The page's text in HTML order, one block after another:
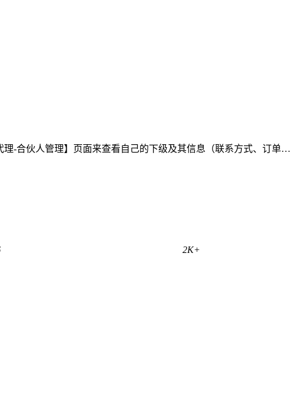
-合伙人管理】页面来查看自己的下级及其信息（联系方式、订单…
2K+